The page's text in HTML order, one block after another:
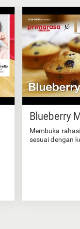
Blueberry
Membuka
sesuai dengan